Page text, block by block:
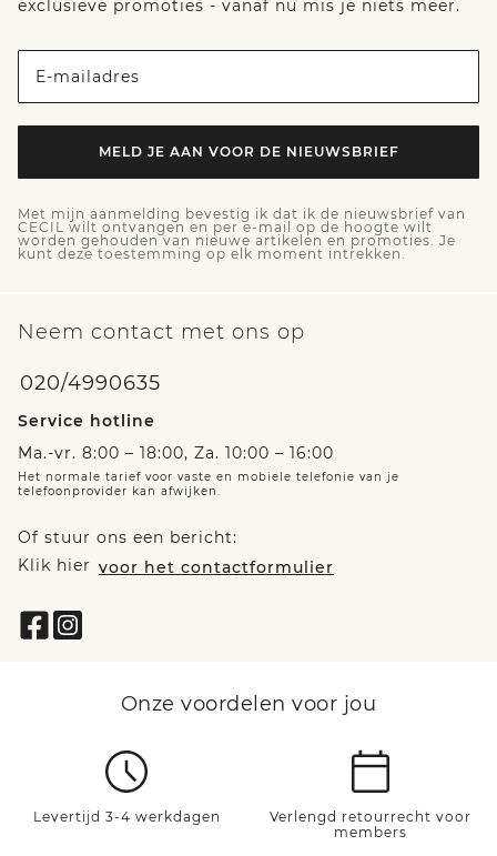
exclusieve promoties - vanaf nu mis je niets meer.
E-mailadres
MELD JE AAN VOOR DE NIEUWSBRIEF
Met mijn aanmelding bevestig ik dat ik de nieuwsbrief van
CECIL wilt ontvangen en per e-mail op de hoogte wilt
worden gehouden van nieuwe artikelen en promoties. Je
kunt deze toestemming op elk moment intrekken.
Neem contact met ons op
020/4990635
Service hotline
Ma.-vr. 8:00 – 18:00, Za. 10:00 – 16:00
Het normale tarief voor vaste en mobiele telefonie van je
telefoonprovider kan afwijken.
Of stuur ons een bericht:
Klik hier voor het contactformulier
Onze voordelen voor jou
Levertijd 3-4 werkdagen
Verlengd retourrecht voor
members